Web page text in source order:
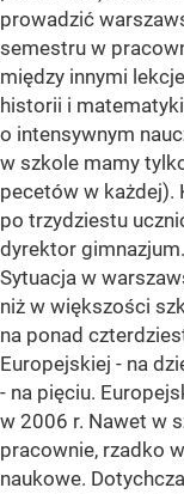
prowadzić
semestru w
między innymi
historii i
o intensywnym
w szkole mamy
pecetów w każdej).
po trzydziestu
dyrektor gimnazjum.
Sytuacja w
niż w większości
na ponad
Europejskiej - na
- na pięciu.
w 2006 r. Nawet w
pracownie, rzadko
naukowe.